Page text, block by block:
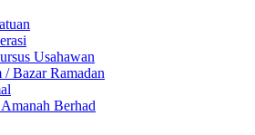
Usahawan
/ Bazar Ramadan
Berhad